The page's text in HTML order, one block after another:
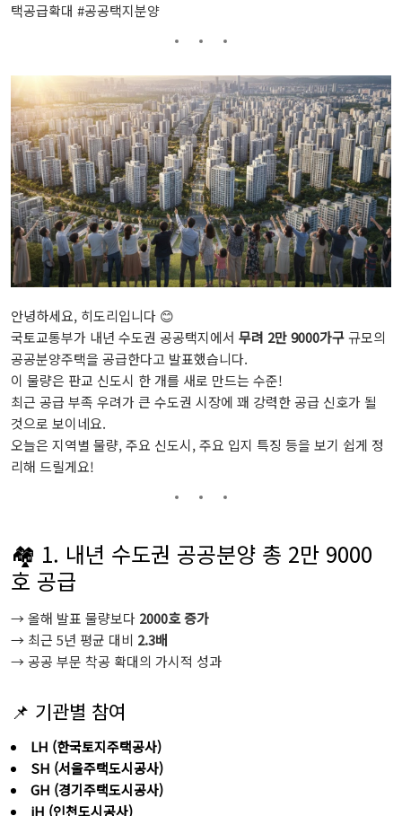
택공급확대 #공공택지분양
안녕하세요, 히도리입니다 😊
국토교통부가 내년 수도권 공공택지에서 무려 2만 9000가구규모의
공공분양주택을 공급한다고 발표했습니다.
이 물량은 판교 신도시 한 개를 새로 만드는 수준!
최근 공급 부족 우려가 큰 수도권 시장에 꽤 강력한 공급 신호가 될
것으로 보이네요.
오늘은 지역별 물량, 주요 신도시, 주요 입지 특징 등을 보기 쉽게 정
리해 드릴게요!
🏘️ 1. 내년 수도권 공공분양 총 2만 9000
호 공급
→ 올해 발표 물량보다 2000호 증가
→ 최근 5년 평균 대비 2.3배
→ 공공 부문 착공 확대의 가시적 성과
📌 기관별 참여
LH (한국토지주택공사)
SH (서울주택도시공사)
GH (경기주택도시공사)
iH (인천도시공사)